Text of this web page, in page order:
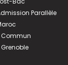
Parallèle
Commun